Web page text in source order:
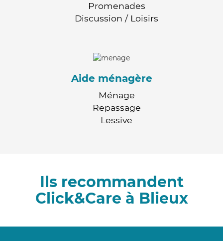
Promenades
Discussion / Loisirs
Aide ménagère
Ménage
Repassage
Lessive
Ils recommandent
Click&Care à Blieux